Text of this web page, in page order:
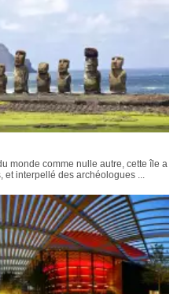
monde comme nulle autre, cette île a
interpellé des archéologues ...